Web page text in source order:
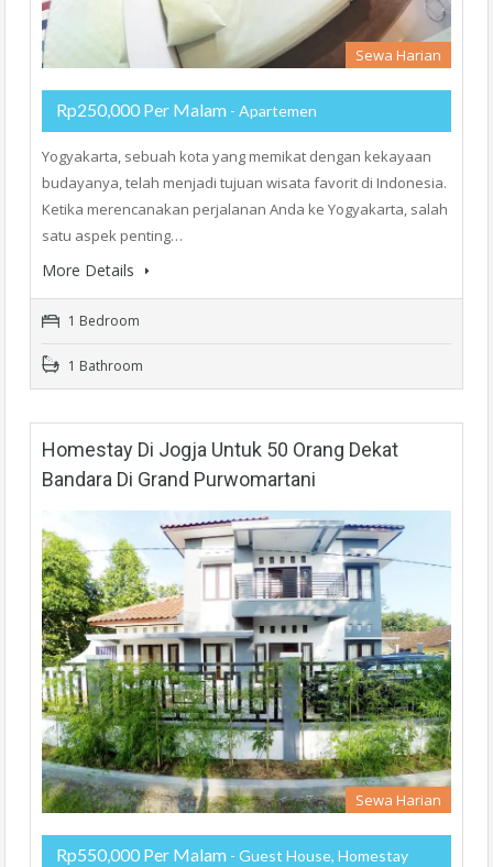
Sewa Harian
Rp250,000 Per Malam - Apartemen
Yogyakarta, sebuah kota yang memikat dengan kekayaan
budayanya, telah menjadi tujuan wisata favorit di Indonesia.
Ketika merencanakan perjalanan Anda ke Yogyakarta, salah
satu aspek penting…
More Details
1 Bedroom
1 Bathroom
Homestay Di Jogja Untuk 50 Orang Dekat
Bandara Di Grand Purwomartani
Sewa Harian
Rp550,000 Per Malam - Guest House, Homestay